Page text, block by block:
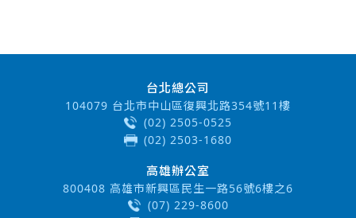
台北總公司
104079 台北市中山區復興北路354號11樓
(02) 2505-0525
(02) 2503-1680
高雄辦公室
800408 高雄市新興區民生一路56號6樓之6
(07) 229-8600